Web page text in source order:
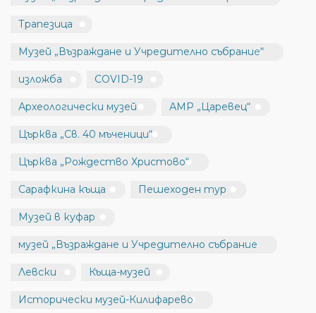
Трапезица
Музей „Възраждане и Учредително събрание“
изложба COVID-19
Археологически музей АМР „Царевец“
Църква „Св. 40 мъченици“
Църква „Рождество Христово“
Сарафкина къща Пешеходен тур
Музей в куфар
музей „Възраждане и Учредително събрание
Левски Къща-музей
Исторически музей-Килифарево